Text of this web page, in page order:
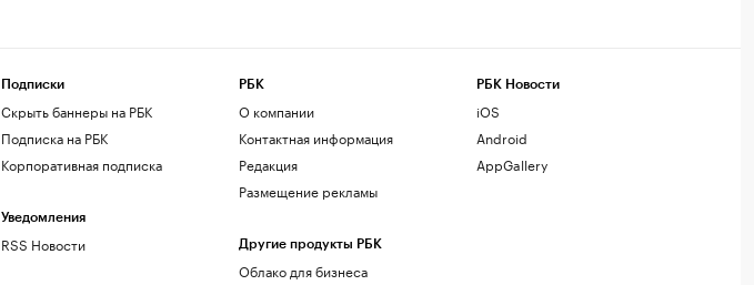
Подписки
Скрыть баннеры на РБК
Подписка на РБК
Корпоративная подписка
Уведомления
RSS Новости
РБК
О компании
Контактная информация
Редакция
Размещение рекламы
Другие продукты РБК
Облако для бизнеса
РБК Новости
iOS
Android
AppGallery